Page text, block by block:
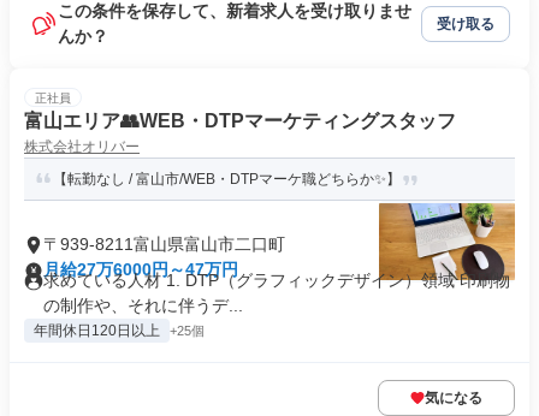
この条件を保存して、新着求人を受け取りませ
んか？
受け取る
正社員
富山エリア👥WEB・DTPマーケティングスタッフ
株式会社オリバー
【転勤なし / 富山市/WEB・DTPマーケ職どちらか✨】
〒939-8211富山県富山市二口町
月給27万6000円～47万円
求めている人材 1. DTP（グラフィックデザイン）領域 印刷物
の制作や、それに伴うデ...
年間休日120日以上 +25個
気になる